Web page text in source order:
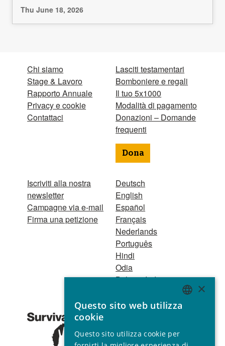
Thu June 18, 2026
Chi siamo
Stage & Lavoro
Rapporto Annuale
Privacy e cookie
Contattaci
Iscriviti alla nostra
newsletter
Campagne via e-mail
Firma una petizione
Lasciti testamentari
Bomboniere e regali
Il tuo 5x1000
Modalità di pagamento
Donazioni – Domande
frequenti
Dona
Deutsch
English
Español
Français
Nederlands
Português
Hindi
Odia
Bahasa Indonesia
Registro Persone
1521 Registered
charity no. 267444 ©
ENGLISH
SPANISH
×
Questo sito web utilizza
cookie
Questo sito utilizza cookie per